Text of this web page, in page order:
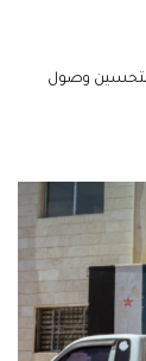
لتحسين وصول